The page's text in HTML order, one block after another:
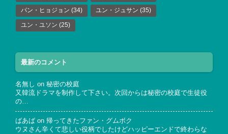
パン・ヒョジョン (34) ユン・ジュサン (35)
ユン・ユソン (25)
最新のコメント
名無し on 秘密の校庭
又韓流ドラマを制作して下さい。次回からは秘密の校庭で生徒役
の…
ばあば on 帰ってきたファン・グムボク
ウヌさん辛くて悲しい役柄でしたけどハッピーエンドで終わらな